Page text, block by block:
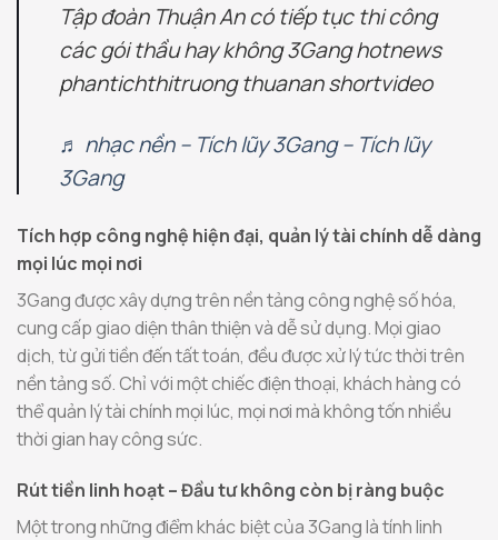
Tập đoàn Thuận An có tiếp tục thi công
các gói thầu hay không 3Gang hotnews
phantichthitruong thuanan shortvideo
♬ nhạc nền – Tích lũy 3Gang – Tích lũy
3Gang
Tích hợp công nghệ hiện đại, quản lý tài chính dễ dàng
mọi lúc mọi nơi
3Gang được xây dựng trên nền tảng công nghệ số hóa,
cung cấp giao diện thân thiện và dễ sử dụng. Mọi giao
dịch, từ gửi tiền đến tất toán, đều được xử lý tức thời trên
nền tảng số. Chỉ với một chiếc điện thoại, khách hàng có
thể quản lý tài chính mọi lúc, mọi nơi mà không tốn nhiều
thời gian hay công sức.
Rút tiền linh hoạt – Đầu tư không còn bị ràng buộc
Một trong những điểm khác biệt của 3Gang là tính linh